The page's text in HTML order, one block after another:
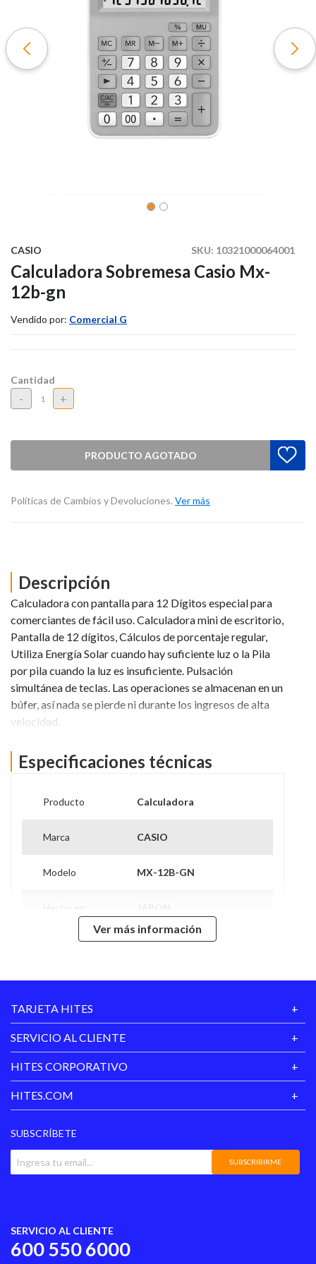
SKU: 10321000064001
CASIO
Calculadora Sobremesa Casio Mx-
12b-gn
Vendido por: Comercial G
Cantidad
- +
PRODUCTO AGOTADO
Políticas de Cambios y Devoluciones. Ver más
Descripción
Calculadora con pantalla para 12 Dígitos especial para
comerciantes de fácil uso. Calculadora mini de escritorio,
Pantalla de 12 dígitos, Cálculos de porcentaje regular,
Utiliza Energía Solar cuando hay suficiente luz o la Pila
por pila cuando la luz es insuficiente. Pulsación
simultánea de teclas. Las operaciones se almacenan en un
búfer, así nada se pierde ni durante los ingresos de alta
velocidad.
Especificaciones técnicas
Producto Calculadora
Marca CASIO
Modelo MX-12B-GN
Garantía
6 Meses
Vida Util 2 años
Ver más información
TARJETA HITES
SERVICIO AL CLIENTE
HITES CORPORATIVO
HITES.COM
SUBSCRÍBETE
SUBSCRIBIRME
SERVICIO AL CLIENTE
600 550 6000